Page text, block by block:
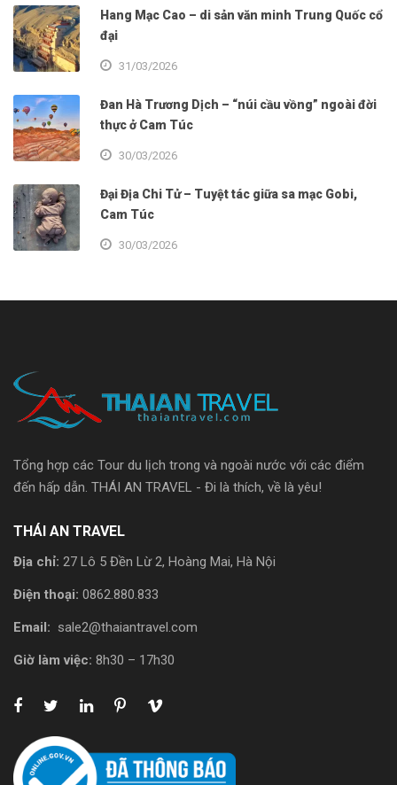
Hang Mạc Cao – di sản văn minh Trung Quốc cổ
đại
31/03/2026
Đan Hà Trương Dịch – “núi cầu vồng” ngoài đời
thực ở Cam Túc
30/03/2026
Đại Địa Chi Tử – Tuyệt tác giữa sa mạc Gobi,
Cam Túc
30/03/2026
Tổng hợp các Tour du lịch trong và ngoài nước với các điểm
đến hấp dẫn. THÁI AN TRAVEL - Đi là thích, về là yêu!
THÁI AN TRAVEL
Địa chỉ: 27 Lô 5 Đền Lừ 2, Hoàng Mai, Hà Nội
Điện thoại: 0862.880.833
Email: sale2@thaiantravel.com
Giờ làm việc: 8h30 – 17h30